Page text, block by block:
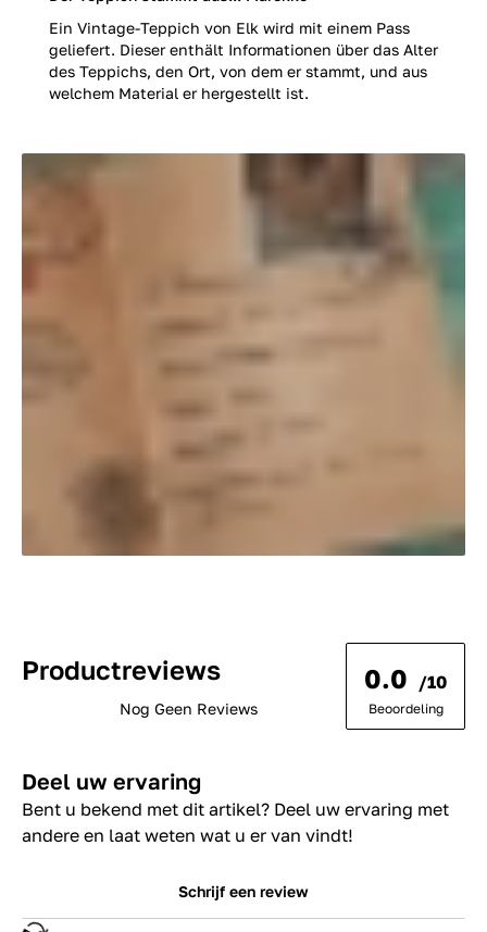
Ein Vintage-Teppich von Elk wird mit einem Pass
geliefert. Dieser enthält Informationen über das Alter
des Teppichs, den Ort, von dem er stammt, und aus
welchem Material er hergestellt ist.
Productreviews
Nog Geen Reviews
0.0 /10
Beoordeling
Deel uw ervaring
Bent u bekend met dit artikel? Deel uw ervaring met
andere en laat weten wat u er van vindt!
Schrijf een review